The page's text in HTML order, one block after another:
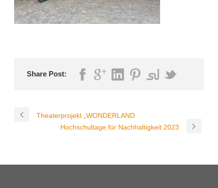
Share Post:
Theaterprojekt „WONDERLAND
Hochschultage für Nachhaltigkeit 2023